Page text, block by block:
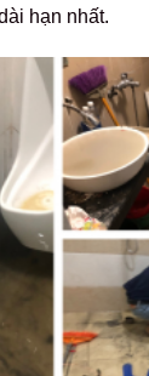
hạn nhất.